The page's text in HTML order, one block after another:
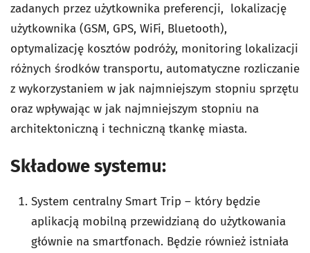
zadanych przez użytkownika preferencji, lokalizację
użytkownika (GSM, GPS, WiFi, Bluetooth),
optymalizację kosztów podróży, monitoring lokalizacji
różnych środków transportu, automatyczne rozliczanie
z wykorzystaniem w jak najmniejszym stopniu sprzętu
oraz wpływając w jak najmniejszym stopniu na
architektoniczną i techniczną tkankę miasta.
Składowe systemu:
System centralny Smart Trip – który będzie
aplikacją mobilną przewidzianą do użytkowania
głównie na smartfonach. Będzie również istniała